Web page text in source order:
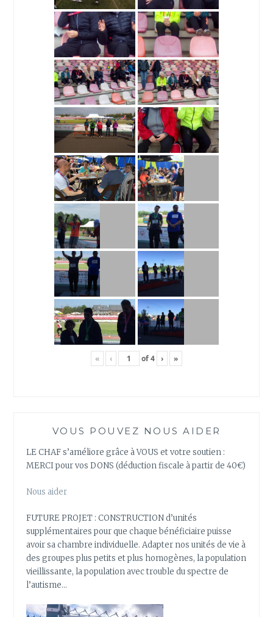
« ‹ of4 › »
VOUS POUVEZ NOUS AIDER
LE CHAF s’améliore grâce à VOUS et votre soutien :
MERCI pour vos DONS (déduction fiscale à partir de 40€)
Nous aider
FUTURE PROJET : CONSTRUCTION d’unités
supplémentaires pour que chaque bénéficiaire puisse
avoir sa chambre individuelle. Adapter nos unités de vie à
des groupes plus petits et plus homogènes, la population
vieillissante, la population avec trouble du spectre de
l’autisme…